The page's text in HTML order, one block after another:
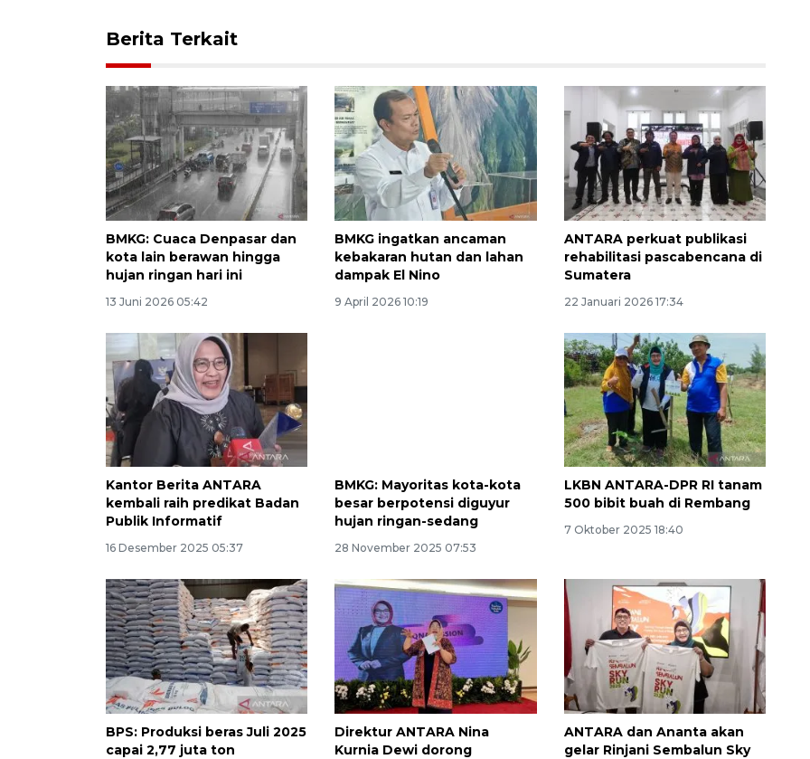
Berita Terkait
BMKG: Cuaca Denpasar dan
kota lain berawan hingga
hujan ringan hari ini
13 Juni 2026 05:42
BMKG ingatkan ancaman
kebakaran hutan dan lahan
dampak El Nino
9 April 2026 10:19
ANTARA perkuat publikasi
rehabilitasi pascabencana di
Sumatera
22 Januari 2026 17:34
Kantor Berita ANTARA
kembali raih predikat Badan
Publik Informatif
16 Desember 2025 05:37
BMKG: Mayoritas kota-kota
besar berpotensi diguyur
hujan ringan-sedang
28 November 2025 07:53
LKBN ANTARA-DPR RI tanam
500 bibit buah di Rembang
7 Oktober 2025 18:40
BPS: Produksi beras Juli 2025
capai 2,77 juta ton
Direktur ANTARA Nina
Kurnia Dewi dorong
ANTARA dan Ananta akan
gelar Rinjani Sembalun Sky
Memberantas kejahatan
jalanan Jakarta